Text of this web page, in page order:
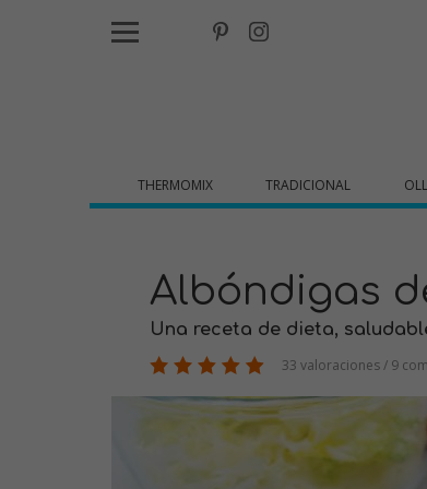
THERMOMIX TRADICIONAL
Albóndigas
Una receta de dieta,
33 valoraciones / 9